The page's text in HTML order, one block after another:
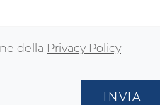
della Privacy Policy
INVIA